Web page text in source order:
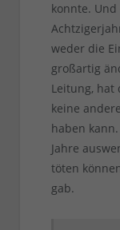
konnte.
weder die
großartig
Leitung, hat
keine
haben
Jahre
töten
gab.